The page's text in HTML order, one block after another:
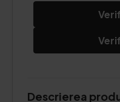
Descrierea